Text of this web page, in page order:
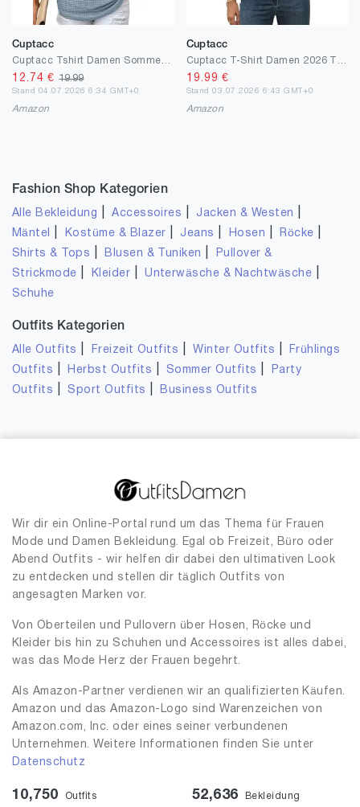
Cuptacc
12.74 €19.99
Stand 04.07.2026 6:34 GMT+0
Amazon
Cuptacc
19.99 €
Stand 03.07.2026 6:43 GMT+0
Amazon
Fashion Shop Kategorien
Alle Bekleidung |Accessoires Jacken & Westen
Mäntel Kostüme & Blazer Jeans Hosen Röcke
Shirts & Tops Blusen & Tuniken
Pullover &
Strickmode
Kleider |Unterwäsche & Nachtwäsche
Schuhe
Outfits Kategorien
Alle Outfits Freizeit Outfits |Winter Outfits
Frühlings
Outfits
Herbst Outfits Sommer Outfits
Party
Outfits
Sport Outfits Business Outfits
Wir dir ein Online-Portal rund um das Thema für Frauen
Mode und Damen Bekleidung. Egal ob Freizeit, Büro oder
Abend Outfits - wir helfen dir dabei den ultimativen Look
zu entdecken und stellen dir täglich Outfits von
angesagten Marken vor.
Von Oberteilen und Pullovern über Hosen, Röcke und
Kleider bis hin zu Schuhen und Accessoires ist alles dabei,
was das Mode Herz der Frauen begehrt.
Als Amazon-Partner verdienen wir an qualifizierten Käufen.
Amazon und das Amazon-Logo sind Warenzeichen von
Amazon.com, Inc. oder eines seiner verbundenen
Unternehmen. Weitere Informationen finden Sie unter
Datenschutz
10,750 Outfits 52,636 Bekleidung